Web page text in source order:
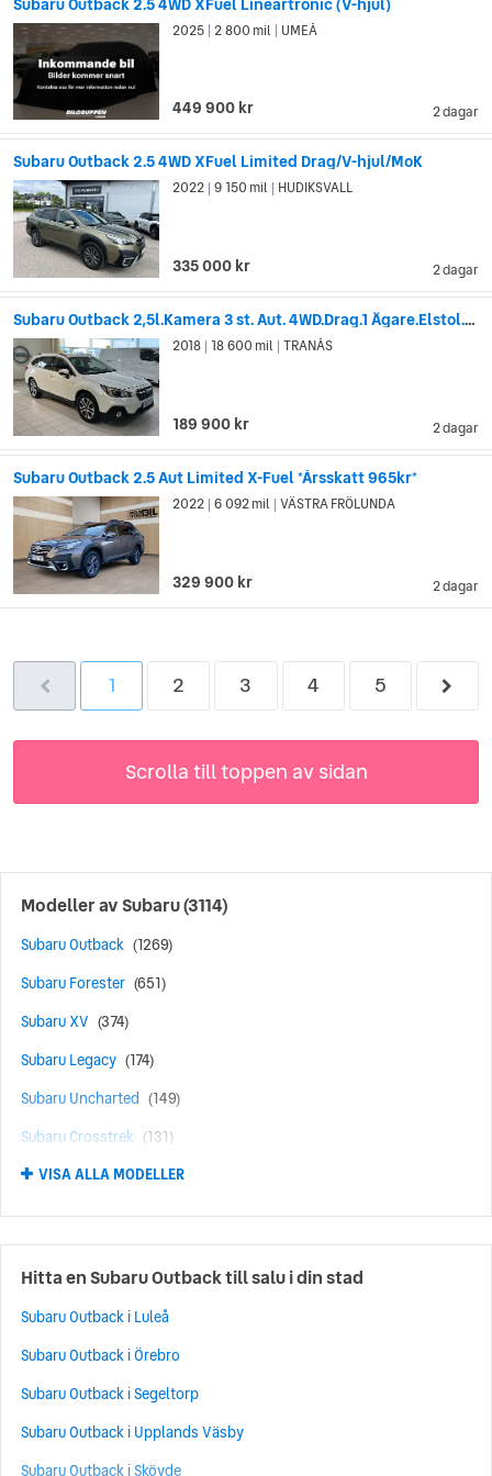
2 dagar
2025 2 800 mil UMEÅ
449 900 kr
Subaru Outback 2.5 4WD XFuel Limited Drag/V-hjul/MoK
2 dagar
2022 9 150 mil HUDIKSVALL
335 000 kr
Subaru Outback 2,5l.Kamera 3 st. Aut. 4WD.Drag.1 Ägare.Elstol.Rattvärme
2 dagar
2018 18 600 mil TRANÅS
189 900 kr
Subaru Outback 2.5 Aut Limited X-Fuel *Årsskatt 965kr*
2 dagar
2022 6 092 mil VÄSTRA FRÖLUNDA
329 900 kr
1 2 3 4 5
Scrolla till toppen av sidan
Modeller avSubaru(3114)
Subaru Outback (1269)
Subaru Forester (651)
Subaru XV (374)
Subaru Legacy (174)
Subaru Uncharted (149)
Subaru Crosstrek (131)
Subaru Solterra (102)
Subaru Impreza (82)
Subaru Levorg (73)
Subaru E-Outback (65)
Subaru WRX (24)
Subaru BRZ (11)
Subaru Tribeca (4)
Subaru Justy (3)
VISA ALLA MODELLER
Hitta en Subaru Outback till salu i din stad
Subaru Outback i Luleå
Subaru Outback i Örebro
Subaru Outback i Segeltorp
Subaru Outback i Upplands Väsby
Subaru Outback i Skövde